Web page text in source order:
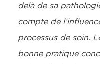
delà de sa
compte de
processus de soin.
bonne pratique